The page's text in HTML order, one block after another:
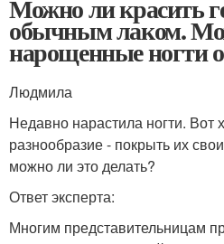
Можно ли красить
обычным лаком.
нарощенные ногти
Людмила
Недавно нарастила ногти. Вот
разнообразие - покрыть их
можно ли это делать?
Ответ эксперта:
Многим представительницам